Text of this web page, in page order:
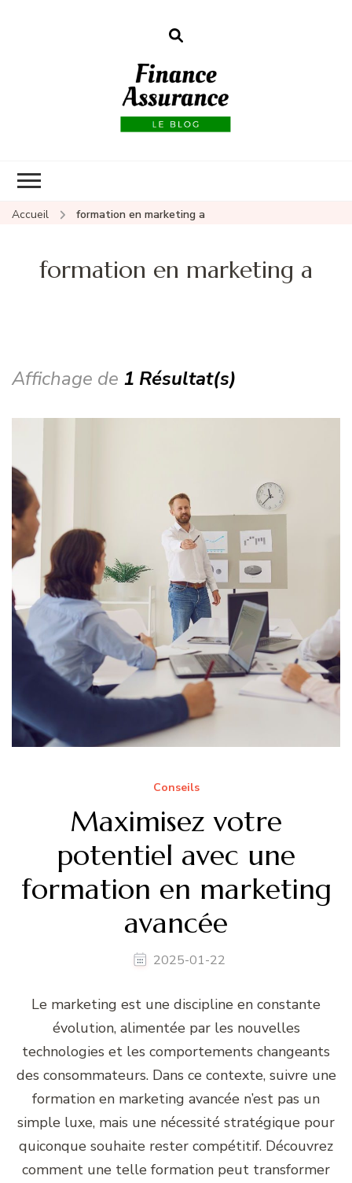
Accueil formation en marketing a
formation en marketing a
Affichage de 1 Résultat(s)
Conseils
Maximisez votre
potentiel avec une
formation en marketing
avancée
2025-01-22
Le marketing est une discipline en constante
évolution, alimentée par les nouvelles
technologies et les comportements changeants
des consommateurs. Dans ce contexte, suivre une
formation en marketing avancée n’est pas un
simple luxe, mais une nécessité stratégique pour
quiconque souhaite rester compétitif. Découvrez
comment une telle formation peut transformer